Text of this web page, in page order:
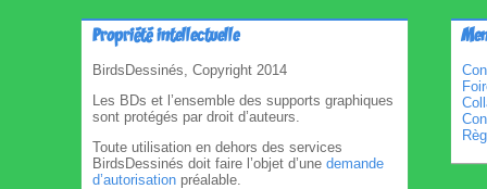
Propriété intellectuelle
BirdsDessinés, Copyright 2014
Les BDs et l’ensemble des supports graphiques
sont protégés par droit d’auteurs.
Toute utilisation en dehors des services
BirdsDessinés doit faire l’objet d’une demande
d’autorisation préalable.